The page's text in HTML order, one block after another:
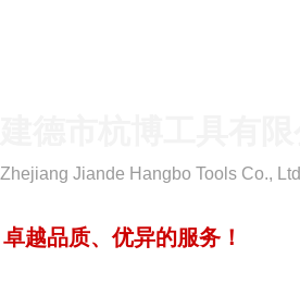
Zhejiang Jiande Hangbo Tools Co., Ltd
卓越品质、优异的服务！